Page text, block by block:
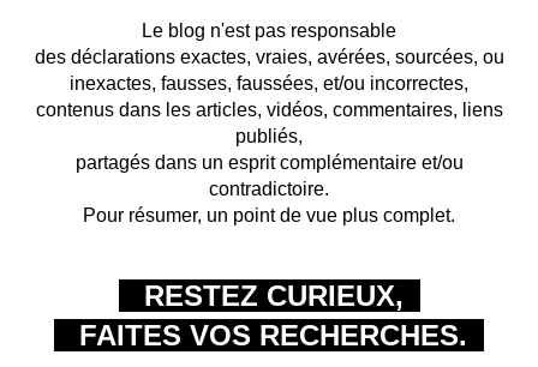
Le blog n'est pas responsable
des déclarations exactes, vraies, avérées, sourcées, ou
inexactes, fausses, faussées, et/ou incorrectes,
contenus dans les articles, vidéos, commentaires, liens
publiés,
partagés dans un esprit complémentaire et/ou
contradictoire.
Pour résumer, un point de vue plus complet.
RESTEZ CURIEUX,
FAITES VOS RECHERCHES.